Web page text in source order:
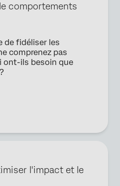
comportements
de fidéliser les
comprenez pas
ont-ils besoin que
l'impact et le